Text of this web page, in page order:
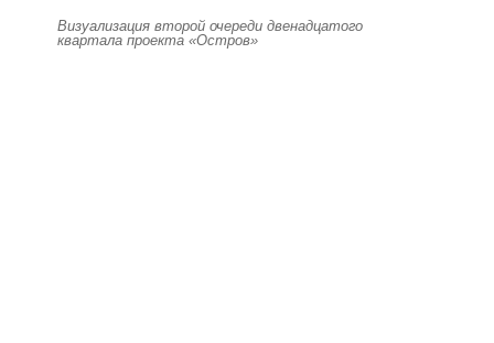
Визуализация второй очереди двенадцатого
квартала проекта «Остров»